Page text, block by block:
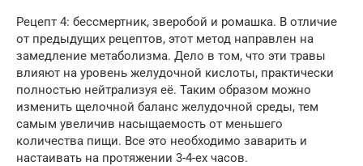
Рецепт 4: бессмертник, зверобой и ромашка. В отличие
от предыдущих рецептов, этот метод направлен на
замедление метаболизма. Дело в том, что эти травы
влияют на уровень желудочной кислоты, практически
полностью нейтрализуя её. Таким образом можно
изменить щелочной баланс желудочной среды, тем
самым увеличив насыщаемость от меньшего
количества пищи. Все это необходимо заварить и
настаивать на протяжении 3-4-ех часов.